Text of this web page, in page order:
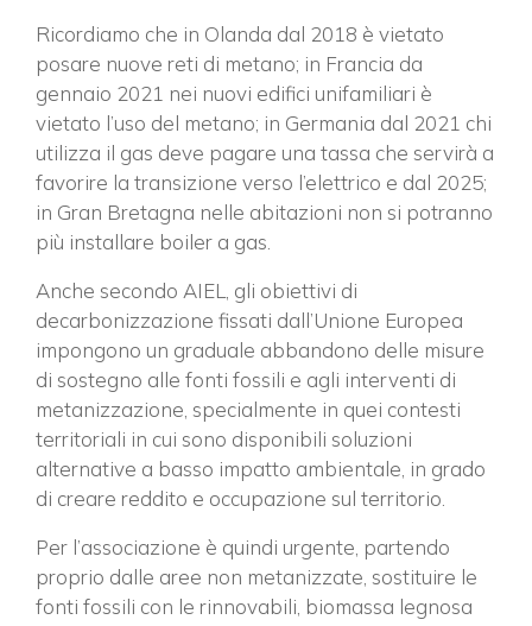
Ricordiamo che in Olanda dal 2018 è vietato
posare nuove reti di metano; in Francia da
gennaio 2021 nei nuovi edifici unifamiliari è
vietato l’uso del metano; in Germania dal 2021 chi
utilizza il gas deve pagare una tassa che servirà a
favorire la transizione verso l’elettrico e dal 2025;
in Gran Bretagna nelle abitazioni non si potranno
più installare boiler a gas.
Anche secondo AIEL, gli obiettivi di
decarbonizzazione fissati dall’Unione Europea
impongono un graduale abbandono delle misure
di sostegno alle fonti fossili e agli interventi di
metanizzazione, specialmente in quei contesti
territoriali in cui sono disponibili soluzioni
alternative a basso impatto ambientale, in grado
di creare reddito e occupazione sul territorio.
Per l’associazione è quindi urgente, partendo
proprio dalle aree non metanizzate, sostituire le
fonti fossili con le rinnovabili, biomassa legnosa